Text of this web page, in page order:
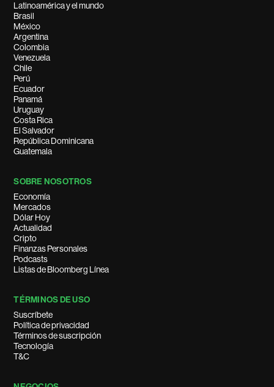
Latinoamérica y el mundo
Brasil
México
Argentina
Colombia
Venezuela
Chile
Perú
Ecuador
Panamá
Uruguay
Costa Rica
El Salvador
República Dominicana
Guatemala
SOBRE NOSOTROS
Economía
Mercados
Dólar Hoy
Actualidad
Cripto
Finanzas Personales
Podcasts
Listas de Bloomberg Línea
TÉRMINOS DE USO
Suscríbete
Política de privacidad
Términos de suscripción
Tecnología
T&C